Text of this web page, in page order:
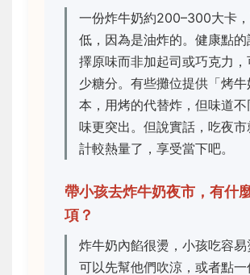
一份炸牛奶約200–300大卡
低，因為是油炸的。健康點的
擇原味而非加起司或巧克力
少糖分。有些攤位提供「烤牛
本，用烤的代替炸，但味道不
味更突出。但說實話，吃夜市
計較熱量了，享受當下吧。
帶小孩去炸牛奶夜市，有什
項？
炸牛奶內餡很燙，小孩吃容易
可以先幫他們吹涼，或者點